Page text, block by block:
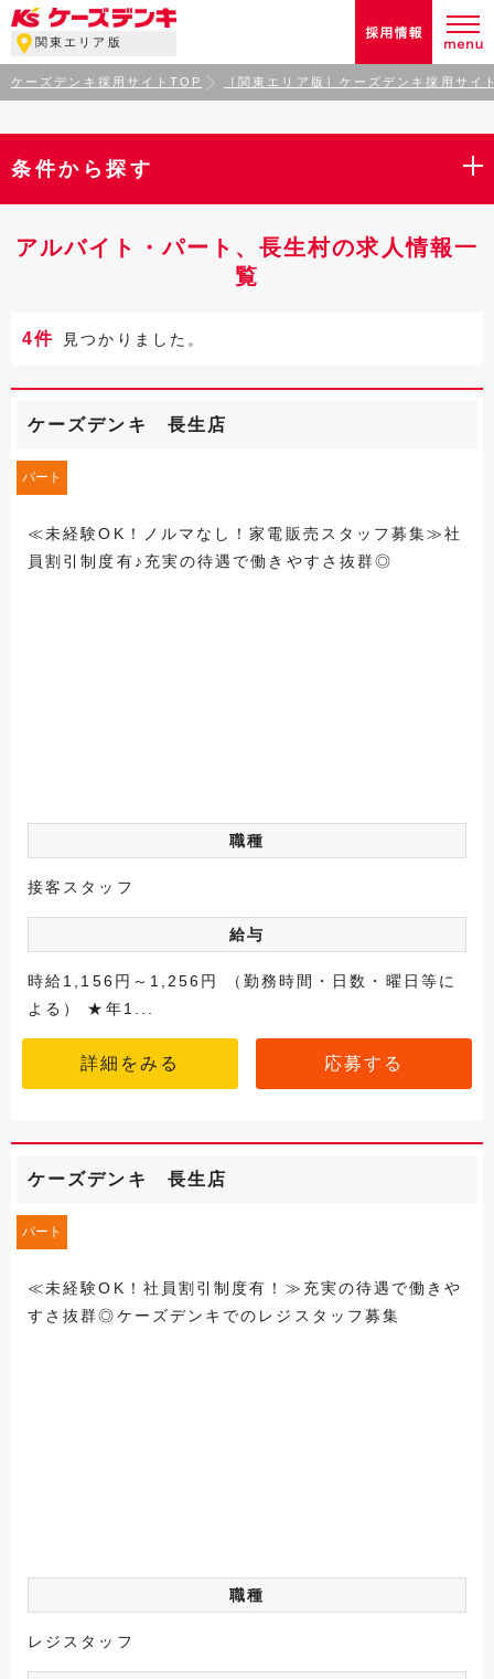
関東エリア版
ケーズデンキ採用サイトTOP ［関東エリア版］ケーズデンキ採用サイ
条件から探す
アルバイト・パート、長生村の求人情報一
覧
4件 見つかりました。
ケーズデンキ 長生店
パート
≪未経験OK！ノルマなし！家電販売スタッフ募集≫社
員割引制度有♪充実の待遇で働きやすさ抜群◎
職種
接客スタッフ
給与
時給1,156円～1,256円 （勤務時間・日数・曜日等に
よる） ★年1...
詳細をみる 応募する
ケーズデンキ 長生店
パート
≪未経験OK！社員割引制度有！≫充実の待遇で働きや
すさ抜群◎ケーズデンキでのレジスタッフ募集
職種
レジスタッフ